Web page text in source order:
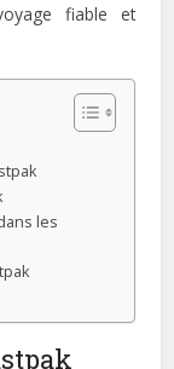
fiable et
les